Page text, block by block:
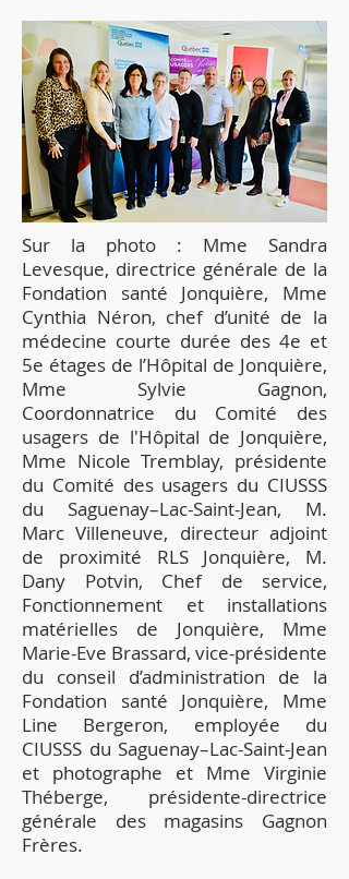
Sur la photo : Mme Sandra
Levesque, directrice générale de la
Fondation santé Jonquière, Mme
Cynthia Néron, chef d’unité de la
médecine courte durée des 4e et
5e étages de l’Hôpital de Jonquière,
Mme Sylvie Gagnon,
Coordonnatrice du Comité des
usagers de l'Hôpital de Jonquière,
Mme Nicole Tremblay, présidente
du Comité des usagers du CIUSSS
du Saguenay–Lac-Saint-Jean, M.
Marc Villeneuve, directeur adjoint
de proximité RLS Jonquière, M.
Dany Potvin, Chef de service,
Fonctionnement et installations
matérielles de Jonquière, Mme
Marie-Eve Brassard, vice-présidente
du conseil d’administration de la
Fondation santé Jonquière, Mme
Line Bergeron, employée du
CIUSSS du Saguenay–Lac-Saint-Jean
et photographe et Mme Virginie
Théberge, présidente-directrice
générale des magasins Gagnon
Frères.